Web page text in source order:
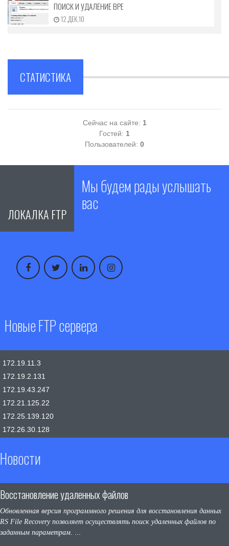
ПОИСК И УДАЛЕНИЕ ВРЕ
12.ДЕК.10
СТАТИСТИКА
Сейчас на сайте: 1
Гостей: 1
Пользователей: 0
ЛОКАЛКА FTP
Мы будем рады услышать
вас
Новые FTP сервера
172.19.11.3
172.19.2.131
172.19.43.247
172.21.125.22
172.25.139.120
172.26.30.128
Новости
Восстановление удаленных файлов
Обновленная версия программного решения для восстановления данных
RS File Recovery позволяет осуществлять поиск удаленных файлов по
заданным параметрам.